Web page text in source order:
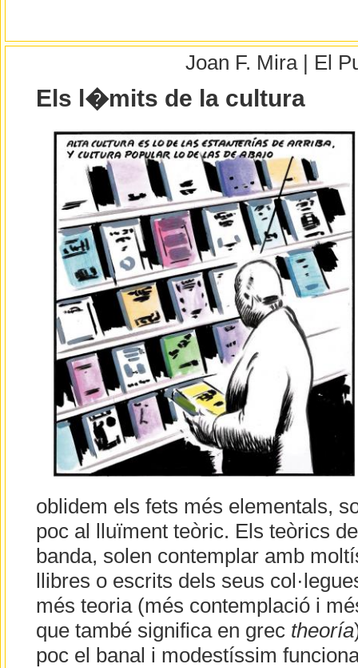
Joan F. Mira | El
Els l�mits de la cultura
oblidem els fets més elementals,
poc al lluïment teòric. Els teòrics
banda, solen contemplar amb
llibres o escrits dels seus
més teoria (més contemplació i
que també significa en grec theoría
poc el banal i modestíssim